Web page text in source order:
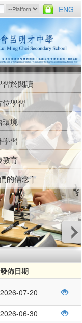
ENG
習於閱讀
位學習
環境
學習
教育
的信念 ]
團契
周
課
的信念 ]
團隊
會
會
日
習日
節
的信念 ]
活動
服務
規劃
的信念 ]
發佈日期
2026-07-20
2026-06-30